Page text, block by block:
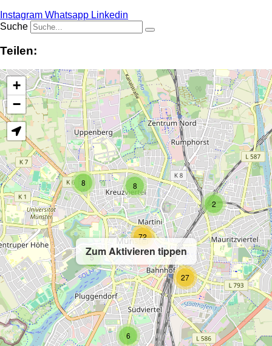
Instagram Whatsapp Linkedin
Suche
Teilen:
Zum Aktivieren tippen
2
8
6
8
27
5
72
+
−